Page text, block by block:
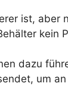
ist, aber
kein
dazu
um